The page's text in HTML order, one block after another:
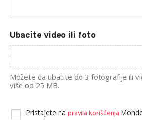
Ubacite video ili foto
Možete da ubacite do 3 fotografije ili
više od 25 MB.
Pristajete na pravila korišćenja